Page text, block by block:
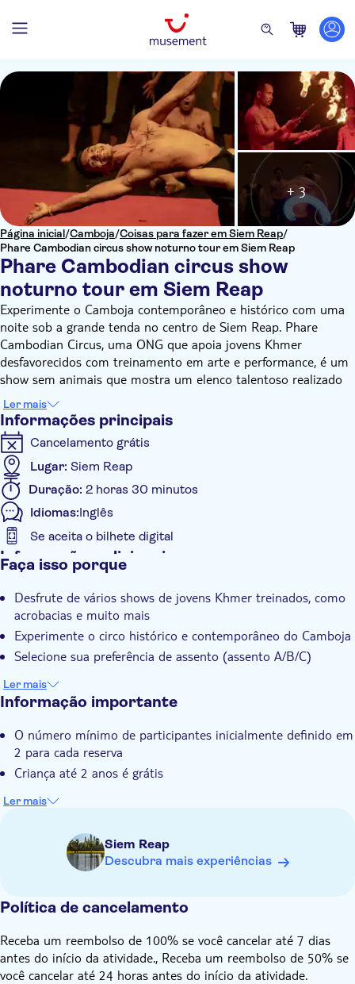
Página inicial/Camboja/Coisas para fazer em Siem Reap/
Phare Cambodian circus show noturno tour em Siem Reap
Phare Cambodian circus show
noturno tour em Siem Reap
+ 3
Experimente o Camboja contemporâneo e histórico com uma
noite sob a grande tenda no centro de Siem Reap. Phare
Cambodian Circus, uma ONG que apoia jovens Khmer
desfavorecidos com treinamento em arte e performance, é um
show sem animais que mostra um elenco talentoso realizado
em acrobacias, contorção, balé aéreo, caminhada na corda
bamba, malabarismo, mímica, drama e comédia. O Camboja
tem uma longa história de tradição circense, que remonta ao
século VI de esculturas de templos representando
apresentações de circo para cerimônias e festivais. Embora o
show seja totalmente moderno, ele se baseia na tradição
cambojana, nas histórias folclóricas e na música folclórica.
Assento A: Aproveite o show com o assento A com
melhor vista
Assento B: Aproveite o show com o assento B, um
Assento C: Desfrute de uma noite no Phare Circus Show
com o assento C, o assento fica ao lado da apresentação
Ler mais
Informações principais
Cancelamento grátis
Lugar: Siem Reap
Duração: 2 horas 30 minutos
Idiomas:Inglês
Se aceita o bilhete digital
Informações adicionais
Local touch
Voucher eletrônico
Transporte incluído
Faça isso porque
Desfrute de vários shows de jovens Khmer treinados, como
acrobacias e muito mais
Experimente o circo histórico e contemporâneo do Camboja
Selecione sua preferência de assento (assento A/B/C)
Ler mais
Informação importante
O número mínimo de participantes inicialmente definido em
2 para cada reserva
Criança até 2 anos é grátis
Ler mais
Siem Reap
Descubra mais experiências
Política de cancelamento
Receba um reembolso de 100% se você cancelar até 7 dias
antes do início da atividade., Receba um reembolso de 50% se
você cancelar até 24 horas antes do início da atividade.